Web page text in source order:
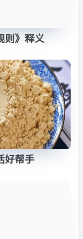
则》释义
好帮手